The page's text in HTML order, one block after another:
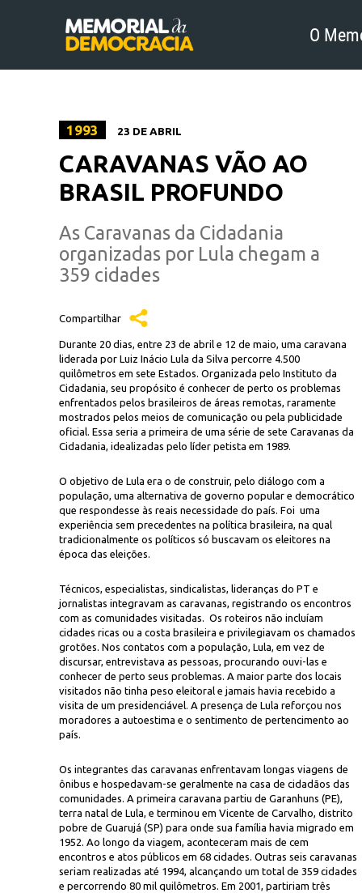
O
1993 23 DE ABRIL
CARAVANAS VÃO AO
BRASIL PROFUNDO
As Caravanas da Cidadania
organizadas por Lula chegam a
359 cidades
Compartilhar
Durante 20 dias, entre 23 de abril e 12 de maio, uma caravana
liderada por Luiz Inácio Lula da Silva percorre 4.500
quilômetros em sete Estados. Organizada pelo Instituto da
Cidadania, seu propósito é conhecer de perto os problemas
enfrentados pelos brasileiros de áreas remotas, raramente
mostrados pelos meios de comunicação ou pela publicidade
oficial. Essa seria a primeira de uma série de sete Caravanas da
Cidadania, idealizadas pelo líder petista em 1989.
O objetivo de Lula era o de construir, pelo diálogo com a
população, uma alternativa de governo popular e democrático
que respondesse às reais necessidade do país. Foi uma
experiência sem precedentes na política brasileira, na qual
tradicionalmente os políticos só buscavam os eleitores na
época das eleições.
Técnicos, especialistas, sindicalistas, lideranças do PT e
jornalistas integravam as caravanas, registrando os encontros
com as comunidades visitadas. Os roteiros não incluíam
cidades ricas ou a costa brasileira e privilegiavam os chamados
grotões. Nos contatos com a população, Lula, em vez de
discursar, entrevistava as pessoas, procurando ouvi-las e
conhecer de perto seus problemas. A maior parte dos locais
visitados não tinha peso eleitoral e jamais havia recebido a
visita de um presidenciável. A presença de Lula reforçou nos
moradores a autoestima e o sentimento de pertencimento ao
país.
Os integrantes das caravanas enfrentavam longas viagens de
ônibus e hospedavam-se geralmente na casa de cidadãos das
comunidades. A primeira caravana partiu de Garanhuns (PE),
terra natal de Lula, e terminou em Vicente de Carvalho, distrito
pobre de Guarujá (SP) para onde sua família havia migrado em
1952. Ao longo da viagem, aconteceram mais de cem
encontros e atos públicos em 68 cidades. Outras seis caravanas
seriam realizadas até 1994, alcançando um total de 359 cidades
e percorrendo 80 mil quilômetros. Em 2001, partiriam três
das Caravanas da Cidadania
Paulo Giandalia/